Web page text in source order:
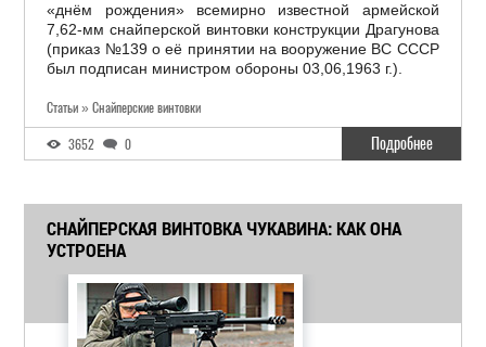
«днём рождения» всемирно известной армейской
7,62-мм снайперской винтовки конструкции Драгунова
(приказ №139 о её принятии на вооружение ВС СССР
был подписан министром обороны 03,06,1963 г.).
Статьи » Снайперские винтовки
3652 0 Подробнее
СНАЙПЕРСКАЯ ВИНТОВКА ЧУКАВИНА: КАК ОНА
УСТРОЕНА